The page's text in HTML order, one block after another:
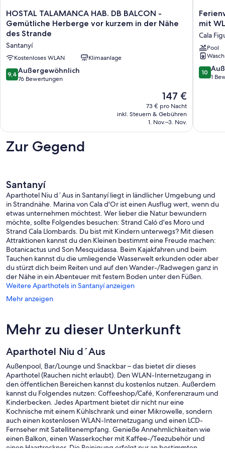
HOSTAL
TALAMANCA
HAB.
DB
BALCON
-
Gemütliche
Herberge
des
Santanyí
HOSTAL TALAMANCA HAB. DB BALCON -
Gemütliche Herberge vor kurzem in der Nähe
des Strande
Santanyí
Kostenloses WLAN Klimaanlage
9.4
von
9,4 Außergewöhnlich
76 Bewertungen
Der
Preis
beträgt
147 €
147 €
73 € pro Nacht
inkl. Steuern & Gebühren
1. Nov.–3. Nov.
'Apto
Sirena
Vista
Jardin'
mit
WLAN
mit
Cala
Pool
10.0
von
10
1
Zur Gegend
Santanyí
Aparthotel Niu d´Aus in Santanyí liegt in ländlicher Umgebung und
in Strandnähe. Marina von Cala d'Or ist einen Ausflug wert, wenn du
etwas unternehmen möchtest. Wer lieber die Natur bewundern
möchte, sollte Folgendes besuchen: Strand Caló d'es Moro und
Strand Cala Llombards. Du bist mit Kindern unterwegs? Mit diesen
Attraktionen kannst du den Kleinen bestimmt eine Freude machen:
Botanicactus und Son Mesquidassa. Beim Kajakfahren und beim
Tauchen kannst du die umliegende Wasserwelt erkunden oder aber
du stürzt dich beim Reiten und auf den Wander-/Radwegen ganz in
der Nähe in ein Abenteuer mit festem Boden unter den Füßen.
Weitere Aparthotels in Santanyí anzeigen
Mehr anzeigen
Mehr zu dieser Unterkunft
Aparthotel Niu d´Aus
Außenpool, Bar/Lounge und Snackbar – das bietet dir dieses
Aparthotel (Rauchen nicht erlaubt). Den WLAN-Internetzugang in
den öffentlichen Bereichen kannst du kostenlos nutzen. Außerdem
kannst du Folgendes nutzen: Coffeeshop/Café, Konferenzraum und
Kinderbecken. Jedes Apartment bietet dir nicht nur eine
Kochnische mit einem Kühlschrank und einer Mikrowelle, sondern
auch einen kostenlosen WLAN-Internetzugang und einen LCD-
Fernseher mit Satellitenempfang. Genieße Annehmlichkeiten wie
einen Balkon, einen Wasserkocher mit Kaffee-/Teezubehör und
einen Haartrockner. Die Reinigung erfolgt nur an bestimmten